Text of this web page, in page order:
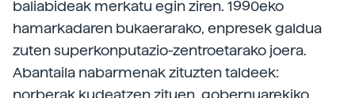
baliabideak merkatu egin ziren. 1990eko
hamarkadaren bukaerarako, enpresek galdua
zuten superkonputazio-zentroetarako joera.
Abantaila nabarmenak zituzten taldeek:
norberak kudeatzen zituen, gobernuarekiko